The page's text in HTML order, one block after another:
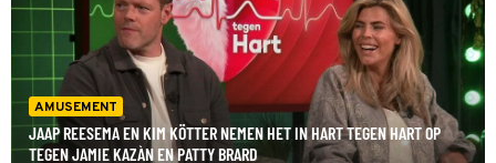
AMUSEMENT
JAAP REESEMA EN KIM KÖTTER NEMEN HET IN HART TEGEN HART OP
TEGEN JAMIE KAZÀN EN PATTY BRARD